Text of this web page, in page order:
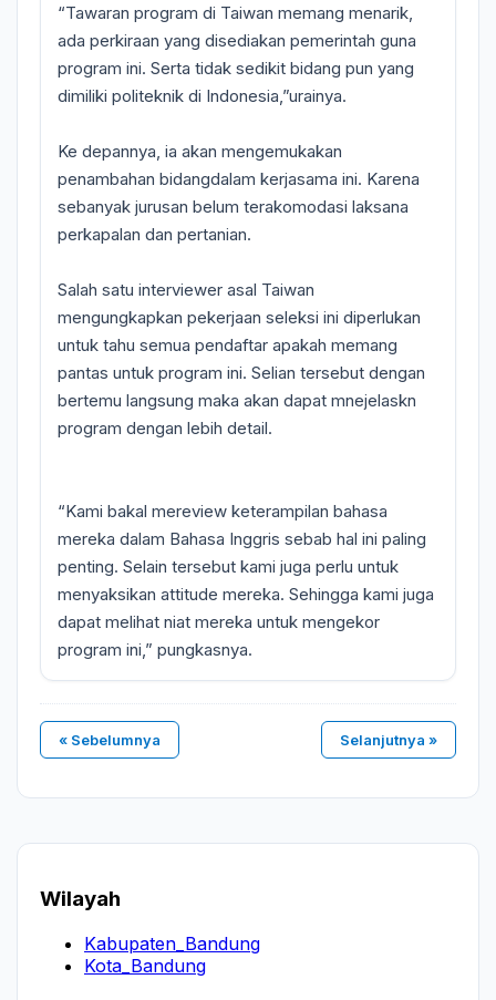
“Tawaran program di Taiwan memang menarik,
ada perkiraan yang disediakan pemerintah guna
program ini. Serta tidak sedikit bidang pun yang
dimiliki politeknik di Indonesia,”urainya.
Ke depannya, ia akan mengemukakan
penambahan bidangdalam kerjasama ini. Karena
sebanyak jurusan belum terakomodasi laksana
perkapalan dan pertanian.
Salah satu interviewer asal Taiwan
mengungkapkan pekerjaan seleksi ini diperlukan
untuk tahu semua pendaftar apakah memang
pantas untuk program ini. Selian tersebut dengan
bertemu langsung maka akan dapat mnejelaskn
program dengan lebih detail.
“Kami bakal mereview keterampilan bahasa
mereka dalam Bahasa Inggris sebab hal ini paling
penting. Selain tersebut kami juga perlu untuk
menyaksikan attitude mereka. Sehingga kami juga
dapat melihat niat mereka untuk mengekor
program ini,” pungkasnya.
« Sebelumnya Selanjutnya »
Wilayah
Kabupaten_Bandung
Kota_Bandung